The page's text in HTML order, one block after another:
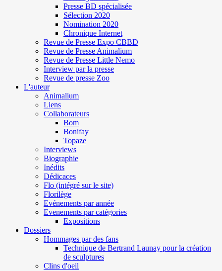
Presse BD spécialisée
Sélection 2020
Nomination 2020
Chronique Internet
Revue de Presse Expo CBBD
Revue de Presse Animalium
Revue de Presse Little Nemo
Interview par la presse
Revue de presse Zoo
L'auteur
Animalium
Liens
Collaborateurs
Bom
Bonifay
Topaze
Interviews
Biographie
Inédits
Dédicaces
Flo (intégré sur le site)
Florilège
Evénements par année
Evenements par catégories
Expositions
Dossiers
Hommages par des fans
Technique de Bertrand Launay pour la création
de sculptures
Clins d'oeil